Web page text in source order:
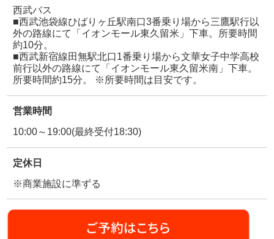
西武バス
■西武池袋線ひばりヶ丘駅南口3番乗り場から三鷹駅行以
外の路線にて「イオンモール東久留米」下車。所要時間
約10分。
■西武新宿線田無駅北口1番乗り場から文華女子中学高校
前行以外の路線にて「イオンモール東久留米南」下車。
所要時間約15分。 ※所要時間は目安です。
営業時間
10:00～19:00(最終受付18:30)
定休日
※商業施設に準ずる